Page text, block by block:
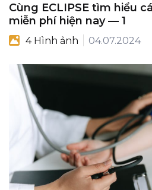
Cùng ECLIPSE tìm hiểu
miễn phí hiện nay — 1
4 Hình ảnh 04.07.2024